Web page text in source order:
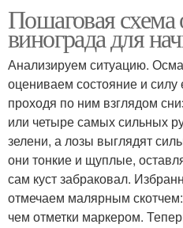
Пошаговая схема
винограда для
Анализируем ситуацию.
оцениваем состояние и силу
проходя по ним взглядом
или четыре самых сильных
зелени, а лозы выглядят
они тонкие и щуплые,
сам куст забраковал.
отмечаем малярным
чем отметки маркером.